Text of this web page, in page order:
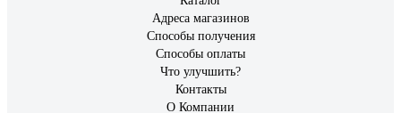
Адреса магазинов
Способы получения
Способы оплаты
Что улучшить?
Контакты
О Компании